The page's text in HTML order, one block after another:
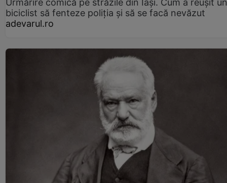
Urmărire comică pe străzile din Iași. Cum a reușit un
biciclist să fenteze poliția și să se facă nevăzut
adevarul.ro